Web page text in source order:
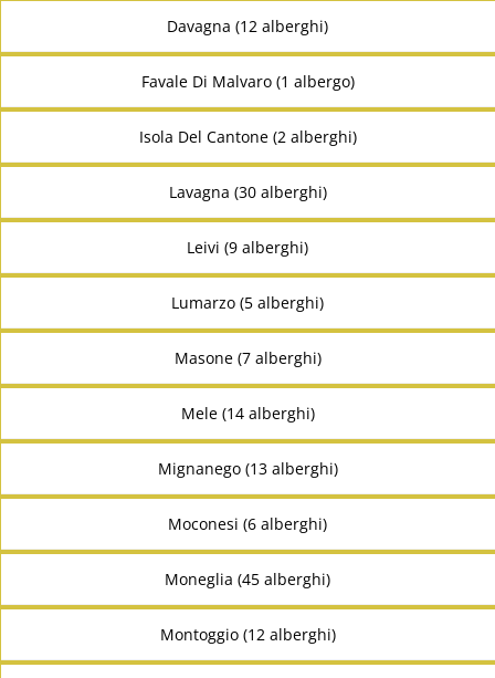
Davagna (12 alberghi)
Favale Di Malvaro (1 albergo)
Isola Del Cantone (2 alberghi)
Lavagna (30 alberghi)
Leivi (9 alberghi)
Lumarzo (5 alberghi)
Masone (7 alberghi)
Mele (14 alberghi)
Mignanego (13 alberghi)
Moconesi (6 alberghi)
Moneglia (45 alberghi)
Montoggio (12 alberghi)